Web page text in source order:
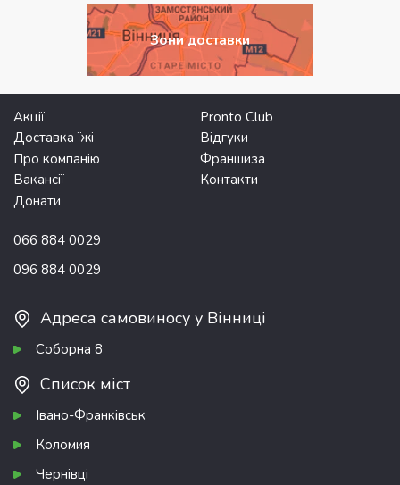
Зони доставки
Акції
Pronto Club
Доставка їжі
Відгуки
Про компанію
Франшиза
Вакансії
Контакти
Донати
066 884 0029
096 884 0029
Адреса самовиносу у Вінниці
Соборна 8
Список міст
Івано-Франківськ
Коломия
Чернівці